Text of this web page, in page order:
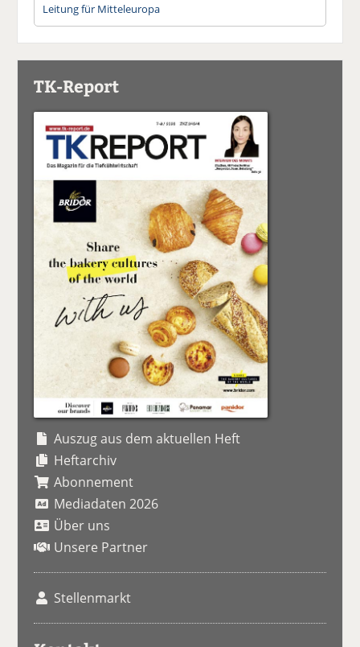
Leitung für Mitteleuropa
TK-Report
Auszug aus dem aktuellen Heft
Heftarchiv
Abonnement
Mediadaten 2026
Über uns
Unsere Partner
Stellenmarkt